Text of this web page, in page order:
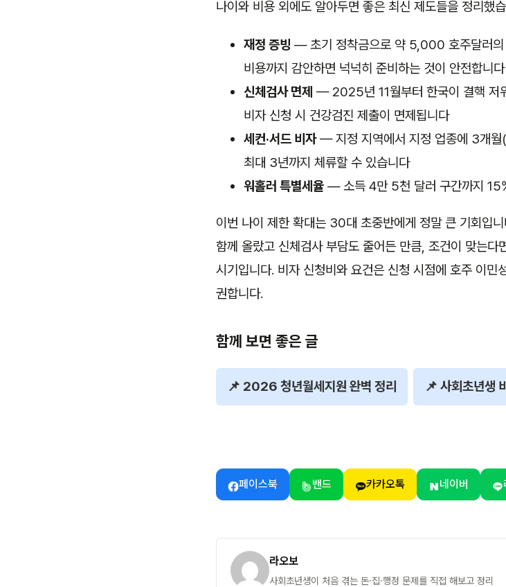
나이와 비용 외에도 알아두면 좋은 최신 제도들을 정리했
재정 증빙 — 초기 정착금으로 약 5,000 호주달러의
비용까지 감안하면 넉넉히 준비하는 것이 안전합니다
신체검사 면제 — 2025년 11월부터 한국이 결핵 저
비자 신청 시 건강검진 제출이 면제됩니다
세컨·서드 비자— 지정 지역에서 지정 업종에 3개
최대 3년까지 체류할 수 있습니다
워홀러 특별세율 — 소득 4만 5천 달러 구간까지
이번 나이 제한 확대는 30대 초중반에게 정말 큰 기회입
함께 올랐고 신체검사 부담도 줄어든 만큼, 조건이 맞는다
시기입니다. 비자 신청비와 요건은 신청 시점에 호주 이민
권합니다.
함께 보면 좋은 글
📌 2026 청년월세지원 완벽 정리 📌 사회초년생
페이스북 밴드 카카오톡 네이버
라오보
사회초년생이 처음 겪는 돈·집·행정 문제를 직접 해보고 정리